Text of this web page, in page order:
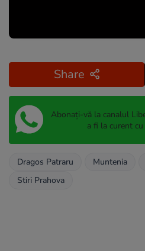
Share
Abonați-vă la canalul
a fi la curent
Dragos Patraru Muntenia
Stiri Prahova